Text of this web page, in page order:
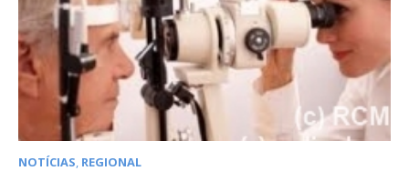
NOTÍCIAS, REGIONAL